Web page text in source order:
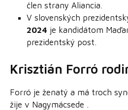
člen strany Aliancia.
V slovenských
2024 je kandidátom
prezidentský post.
Krisztián Forró
Forró je ženatý a má troch
žije v Nagymácsede .